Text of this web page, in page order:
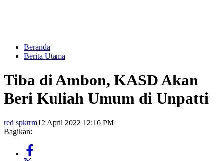
Beranda
Berita Utama
Tiba di Ambon, KASD Akan
Beri Kuliah Umum di Unpatti
red spktrm12 April 2022 12:16 PM
Bagikan: